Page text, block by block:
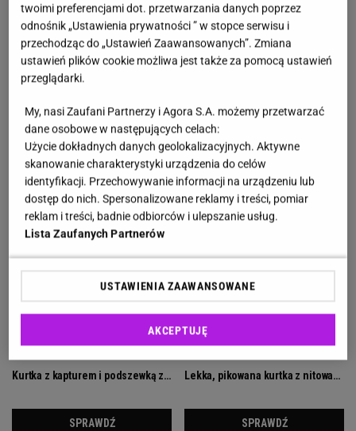
Fot. Atlas for men
twoimi preferencjami dot. przetwarzania danych poprzez
odnośnik „Ustawienia prywatności ” w stopce serwisu i
przechodząc do „Ustawień Zaawansowanych”. Zmiana
ustawień plików cookie możliwa jest także za pomocą ustawień
przeglądarki.
My, nasi Zaufani Partnerzy i Agora S.A. możemy przetwarzać
dane osobowe w następujących celach:
Użycie dokładnych danych geolokalizacyjnych. Aktywne
skanowanie charakterystyki urządzenia do celów
identyfikacji. Przechowywanie informacji na urządzeniu lub
dostęp do nich. Spersonalizowane reklamy i treści, pomiar
reklam i treści, badnie odbiorców i ulepszanie usług.
Lista Zaufanych Partnerów
USTAWIENIA ZAAWANSOWANE
AKCEPTUJĘ